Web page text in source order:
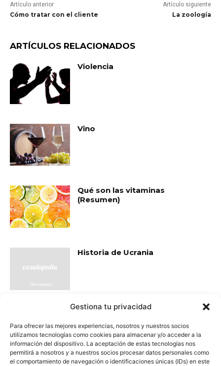
Gestiona tu privacidad
Para ofrecer las mejores experiencias, nosotros y nuestros socios
utilizamos tecnologías como cookies para almacenar y/o acceder a la
información del dispositivo. La aceptación de estas tecnologías nos
permitirá a nosotros y a nuestros socios procesar datos personales como
el comportamiento de navegación o identificaciones únicas (IDs) en este
Artículo anterior
Cómo tratar con el cliente
Artículo siguiente
La zoología
ARTÍCULOS RELACIONADOS
Violencia
Vino
Qué son las vitaminas
(Resumen)
Historia de Ucrania